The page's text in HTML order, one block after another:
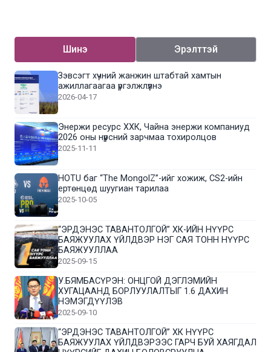
Шинэ Эрэлттэй
Зэвсэгт хүчний жанжин штабтай хамтын
ажиллагаагаа үргэлжлүүлнэ
2026-04-17
Энержи ресурс ХХК, Чайна энержи компаниуд
2026 оны нүүрсний зарчмаа тохиролцов
2025-11-11
HOTU баг “The MongolZ”-ийг хожиж, CS2-ийн
ертөнцөд шуугиан тарилаа
2025-10-05
“ЭРДЭНЭС ТАВАНТОЛГОЙ” ХК-ИЙН НҮҮРС
БАЯЖУУЛАХ ҮЙЛДВЭР НЭГ САЯ ТОНН НҮҮРС
БАЯЖУУЛЛАА
2025-09-15
У.БЯМБАСҮРЭН: ОНЦГОЙ ДЭГЛЭМИЙН
ХУГАЦААНД БОРЛУУЛАЛТЫГ 1.6 ДАХИН
НЭМЭГДҮҮЛЭВ
2025-09-10
“ЭРДЭНЭС ТАВАНТОЛГОЙ” ХК НҮҮРС
БАЯЖУУЛАХ ҮЙЛДВЭРЭЭС ГАРЧ БУЙ ХАЯГДАЛ